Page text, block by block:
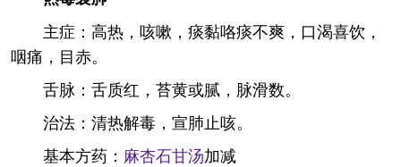
主症：高热，咳嗽，痰黏咯痰不爽，口渴喜饮，
咽痛，目赤。
舌脉：舌质红，苔黄或腻，脉滑数。
治法：清热解毒，宣肺止咳。
基本方药： 麻杏石甘汤加减